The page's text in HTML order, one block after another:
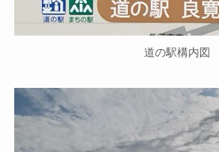
道の駅構内図